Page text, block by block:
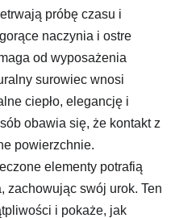
próbę czasu i
naczynia i ostre
od wyposażenia
surowiec wnosi
ciepło, elegancję i
obawia się, że kontakt z
powierzchnie.
elementy potrafią
zachowując swój urok. Ten
i pokaże, jak